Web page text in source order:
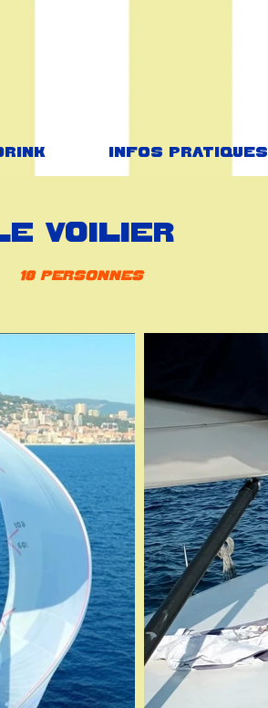
Infos Pratiques
Voilier
18 personnes